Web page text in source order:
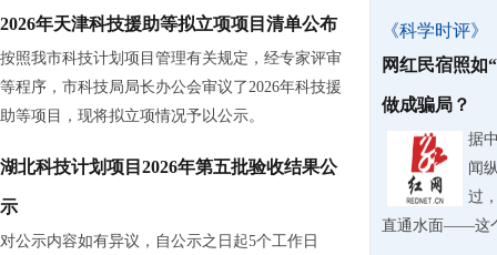
2026年天津科技援助等拟立项项目清单公布
按照我市科技计划项目管理有关规定，经专家评审
等程序，市科技局局长办公会审议了2026年科技援
助等项目，现将拟立项情况予以公示。
湖北科技计划项目2026年第五批验收结果公
示
对公示内容如有异议，自公示之日起5个工作日
《科学时评》
网红民宿照如
做成骗局？
据
闻
过
直通水面——这